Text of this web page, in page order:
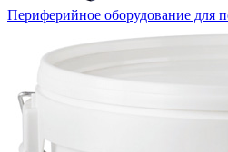
Периферийное оборудование для